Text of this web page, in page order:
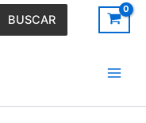
BUSCAR